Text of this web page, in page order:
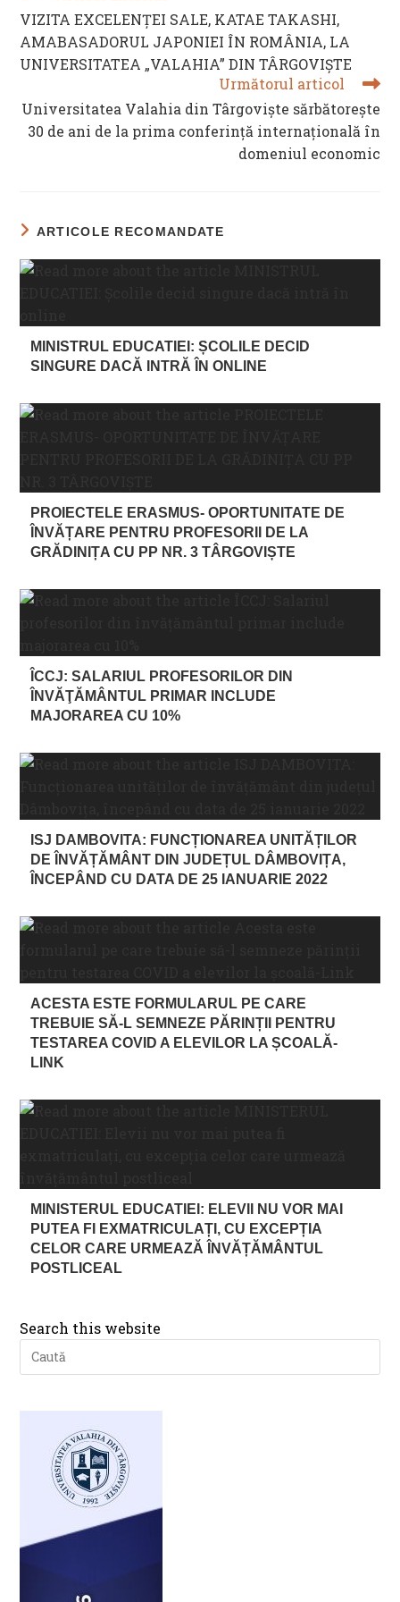
ARTICLES
VIZITA EXCELENȚEI SALE, KATAE TAKASHI,
AMABASADORUL JAPONIEI ÎN ROMÂNIA, LA
UNIVERSITATEA „VALAHIA” DIN TÂRGOVIȘTE
Următorul articol
Universitatea Valahia din Târgoviște sărbătorește
30 de ani de la prima conferință internațională în
domeniul economic
ARTICOLE RECOMANDATE
MINISTRUL EDUCATIEI: ȘCOLILE DECID
SINGURE DACĂ INTRĂ ÎN ONLINE
PROIECTELE ERASMUS- OPORTUNITATE DE
ÎNVĂȚARE PENTRU PROFESORII DE LA
GRĂDINIȚA CU PP NR. 3 TÂRGOVIȘTE
ÎCCJ: SALARIUL PROFESORILOR DIN
ÎNVĂŢĂMÂNTUL PRIMAR INCLUDE
MAJORAREA CU 10%
ISJ DAMBOVITA: FUNCȚIONAREA UNITĂȚILOR
DE ÎNVĂȚĂMÂNT DIN JUDEȚUL DÂMBOVIȚA,
ÎNCEPÂND CU DATA DE 25 IANUARIE 2022
ACESTA ESTE FORMULARUL PE CARE
TREBUIE SĂ-L SEMNEZE PĂRINȚII PENTRU
TESTAREA COVID A ELEVILOR LA ȘCOALĂ-
LINK
MINISTERUL EDUCATIEI: ELEVII NU VOR MAI
PUTEA FI EXMATRICULAȚI, CU EXCEPȚIA
CELOR CARE URMEAZĂ ÎNVĂȚĂMÂNTUL
POSTLICEAL
Search this website